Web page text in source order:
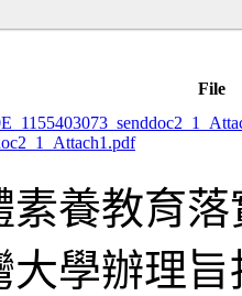
File
素養教育
大學辦理